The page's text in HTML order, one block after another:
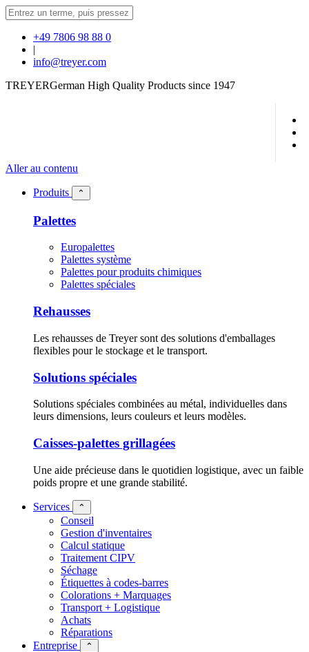
+49 7806 98 88 0
|
info@treyer.com
TREYERGerman High Quality Products since 1947
Aller au contenu
Produits ⌃
Palettes
Europalettes
Palettes système
Palettes pour produits chimiques
Palettes spéciales
Rehausses
Les rehausses de Treyer sont des solutions d'emballages
flexibles pour le stockage et le transport.
Solutions spéciales
Solutions spéciales combinées au métal, individuelles dans
leurs dimensions, leurs couleurs et leurs modèles.
Caisses-palettes grillagées
Une aide précieuse dans le quotidien logistique, avec un faible
poids propre et une grande stabilité.
Services ⌃
Conseil
Gestion d'inventaires
Calcul statique
Traitement CIPV
Séchage
Étiquettes à codes-barres
Colorations + Marquages
Transport + Logistique
Achats
Réparations
Entreprise
⌃